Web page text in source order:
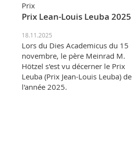
Prix
Prix Lean-Louis Leuba 2025
18.11.2025
Lors du Dies Academicus du 15
novembre, le père Meinrad M.
Hötzel s'est vu décerner le Prix
Leuba (Prix Jean-Louis Leuba) de
l'année 2025.